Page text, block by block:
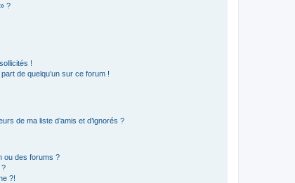
?
!
de quelqu’un sur ce forum !
de ma liste d’amis et d’ignorés ?
ou des forums ?
?
?!